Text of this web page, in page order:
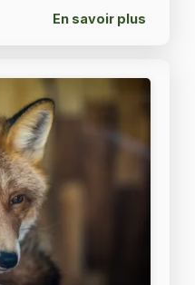
En savoir plus